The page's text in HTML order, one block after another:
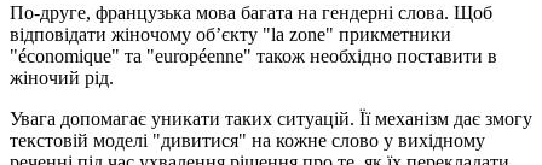
По-друге, французька мова багата на гендерні слова. Щоб
відповідати жіночому об’єкту "la zone" прикметники
"économique" та "européenne" також необхідно поставити в
жіночий рід.
Увага допомагає уникати таких ситуацій. Її механізм дає змогу
текстовій моделі "дивитися" на кожне слово у вихідному